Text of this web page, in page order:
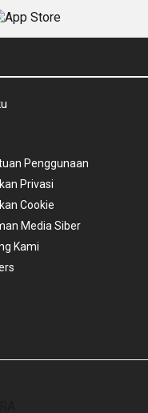
Penggunaan
Privasi
Cookie
Media Siber
Kami